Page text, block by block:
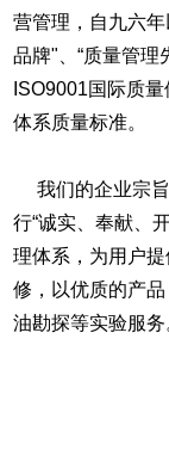
营管理，自九六
品牌"、“质量管
ISO9001国际质
体系质量标准。
我们的企业宗旨
行“诚实、奉献、
理体系，为用户
修，以优质的产
油勘探等实验服务